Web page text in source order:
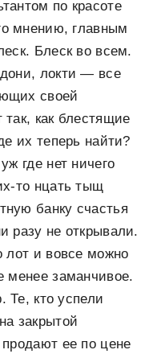
по красоте
мнению, главным
Блеск во всем.
локти — все
своей
как блестящие
их теперь найти?
где нет ничего
то нцать тыщ
банку счастья
разу не открывали.
лот и вовсе можно
менее заманчивое.
Те, кто успели
закрытой
ее по цене